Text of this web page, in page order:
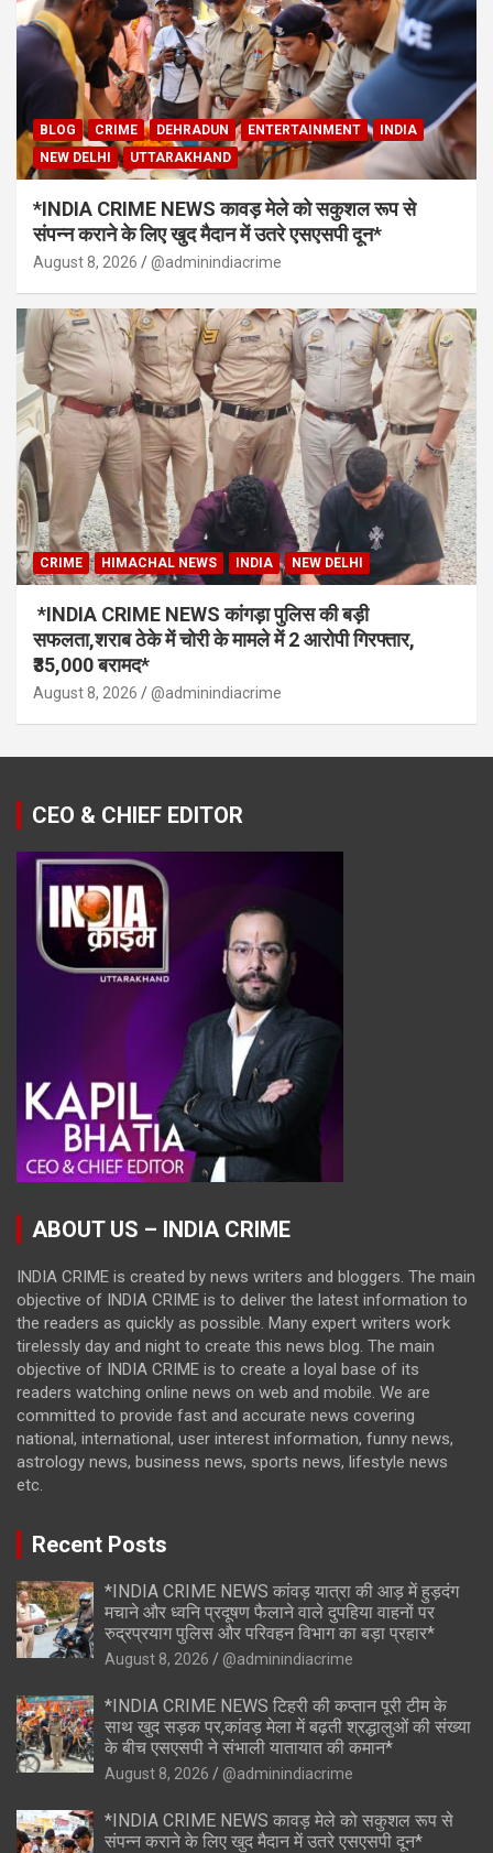
BLOG CRIME DEHRADUN ENTERTAINMENT
INDIA
NEW DELHI
UTTARAKHAND
*INDIA CRIME NEWS कावड़ मेले को सकुशल रूप से
संपन्न कराने के लिए खुद मैदान में उतरे एसएसपी दून*
August 8, 2026 @adminindiacrime
CRIME HIMACHAL NEWS INDIA NEW DELHI
*INDIA CRIME NEWS कांगड़ा पुलिस की बड़ी
सफलता,शराब ठेके में चोरी के मामले में 2 आरोपी गिरफ्तार,
₹35,000 बरामद*
August 8, 2026 @adminindiacrime
CEO & CHIEF EDITOR
ABOUT US – INDIA CRIME
INDIA CRIME is created by news writers and bloggers. The main
objective of INDIA CRIME is to deliver the latest information to
the readers as quickly as possible. Many expert writers work
tirelessly day and night to create this news blog. The main
objective of INDIA CRIME is to create a loyal base of its
readers watching online news on web and mobile. We are
committed to provide fast and accurate news covering
national, international, user interest information, funny news,
astrology news, business news, sports news, lifestyle news
etc.
Recent Posts
*INDIA CRIME NEWS कांवड़ यात्रा की आड़ में हुड़दंग
मचाने और ध्वनि प्रदूषण फैलाने वाले दुपहिया वाहनों पर
रुद्रप्रयाग पुलिस और परिवहन विभाग का बड़ा प्रहार*
August 8, 2026 @adminindiacrime
*INDIA CRIME NEWS टिहरी की कप्तान पूरी टीम के
साथ खुद सड़क पर,कांवड़ मेला में बढ़ती श्रद्धालुओं की संख्या
के बीच एसएसपी ने संभाली यातायात की कमान*
August 8, 2026 @adminindiacrime
*INDIA CRIME NEWS कावड़ मेले को सकुशल रूप से
संपन्न कराने के लिए खुद मैदान में उतरे एसएसपी दून*